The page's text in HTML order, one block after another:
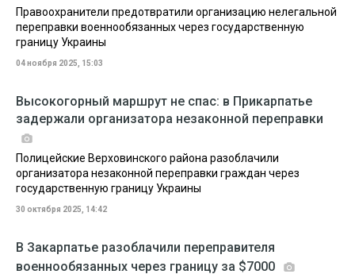
Правоохранители предотвратили организацию нелегальной
переправки военнообязанных через государственную
границу Украины
04 ноября 2025, 15:03
Высокогорный маршрут не спас: в Прикарпатье
задержали организатора незаконной переправки
Полицейские Верховинского района разоблачили
организатора незаконной переправки граждан через
государственную границу Украины
30 октября 2025, 14:42
В Закарпатье разоблачили переправителя
военнообязанных через границу за $7000